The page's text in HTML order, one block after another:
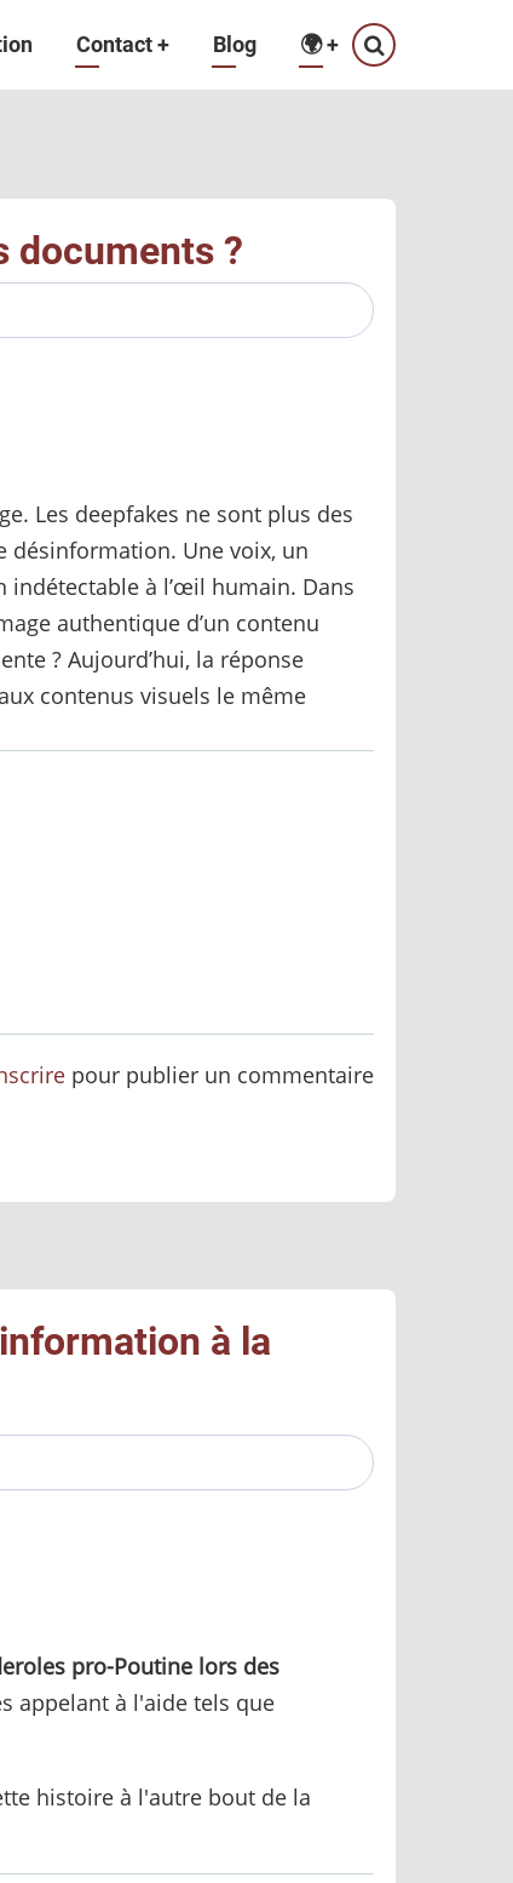
Contact+ Blog 🌍+
documents ?
Les deepfakes ne sont plus des
désinformation. Une voix, un
indétectable à l’œil humain. Dans
authentique d’un contenu
? Aujourd’hui, la réponse
contenus visuels le même
pour publier un commentaire
à la
pro-Poutine lors des
appelant à l'aide tels que
histoire à l'autre bout de la